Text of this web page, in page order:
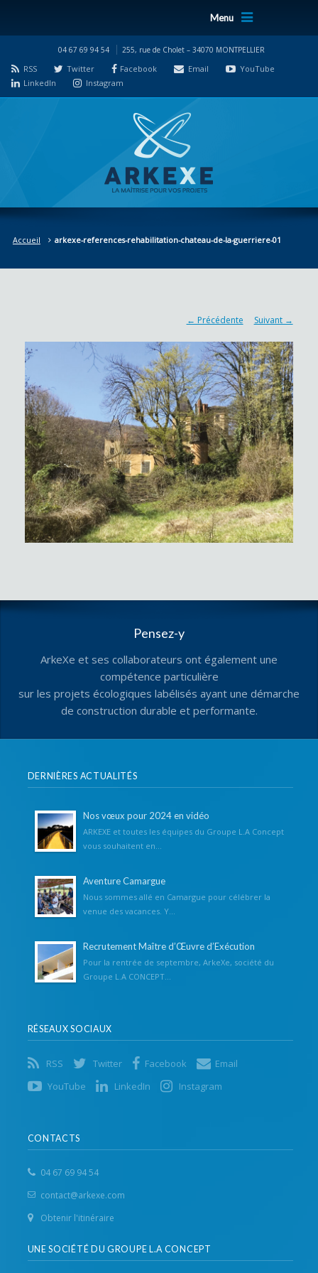
Menu
04 67 69 94 54 255, rue de Cholet – 34070 MONTPELLIER
RSS Twitter Facebook Email
YouTube
LinkedIn
Instagram
Accueil arkexe-references-rehabilitation-chateau-de-la-guerriere-01
← Précédente Suivant →
Pensez-y
ArkeXe et ses collaborateurs ont également une
compétence particulière
sur les projets écologiques labélisés ayant une démarche
de construction durable et performante.
DERNIÈRES ACTUALITÉS
Nos vœux pour 2024 en vidéo
ARKEXE et toutes les équipes du Groupe L.A Concept
vous souhaitent en...
Aventure Camargue
Nous sommes allé en Camargue pour célébrer la
venue des vacances. Y...
Recrutement Maître d’Œuvre d’Exécution
Pour la rentrée de septembre, ArkeXe, société du
Groupe L.A CONCEPT...
RÉSEAUX SOCIAUX
RSS Twitter Facebook
Email
YouTube
LinkedIn Instagram
CONTACTS
04 67 69 94 54
contact@arkexe.com
Obtenir l'itinéraire
UNE SOCIÉTÉ DU GROUPE L.A CONCEPT